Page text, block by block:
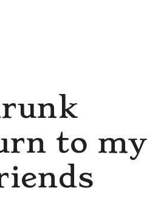
to my